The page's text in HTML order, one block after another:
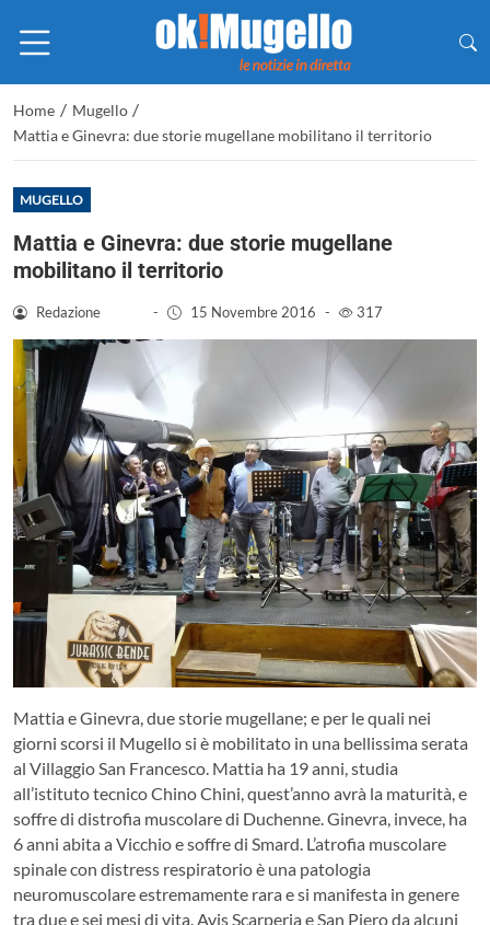
Home / Mugello /
Mattia e Ginevra: due storie mugellane mobilitano il territorio
MUGELLO
Mattia e Ginevra: due storie mugellane
mobilitano il territorio
Redazione - 15 Novembre 2016 - 317
Mattia e Ginevra, due storie mugellane; e per le quali nei
giorni scorsi il Mugello si è mobilitato in una bellissima serata
al Villaggio San Francesco. Mattia ha 19 anni, studia
all’istituto tecnico Chino Chini, quest’anno avrà la maturità, e
soffre di distrofia muscolare di Duchenne. Ginevra, invece, ha
6 anni abita a Vicchio e soffre di Smard. L’atrofia muscolare
spinale con distress respiratorio è una patologia
neuromuscolare estremamente rara e si manifesta in genere
tra due e sei mesi di vita. Avis Scarperia e San Piero da alcuni